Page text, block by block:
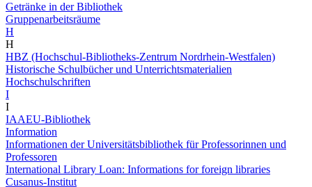
Getränke in der Bibliothek
Gruppenarbeitsräume
H
H
HBZ (Hochschul-Bibliotheks-Zentrum Nordrhein-Westfalen)
Historische Schulbücher und Unterrichtsmaterialien
Hochschulschriften
I
I
IAAEU-Bibliothek
Information
Informationen der Universitätsbibliothek für Professorinnen und
Professoren
International Library Loan: Informations for foreign libraries
Cusanus-Institut